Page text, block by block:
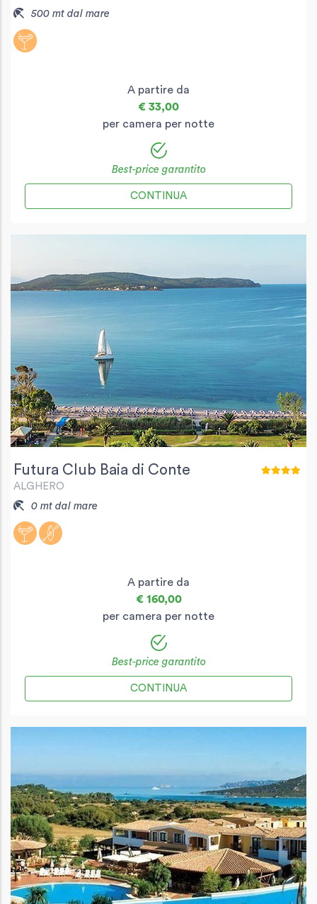
500 mt dal mare
A partire da
€ 33,00
per camera per notte
Best-price garantito
CONTINUA
Futura Club Baia di Conte
ALGHERO
0 mt dal mare
A partire da
€ 160,00
per camera per notte
Best-price garantito
CONTINUA